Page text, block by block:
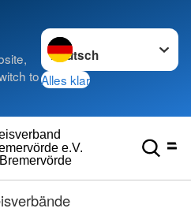
to
Sprache wechseln zu
Alles klar
e.V.